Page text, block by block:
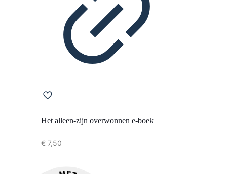
Het alleen-zijn overwonnen e-boek
€ 7,50